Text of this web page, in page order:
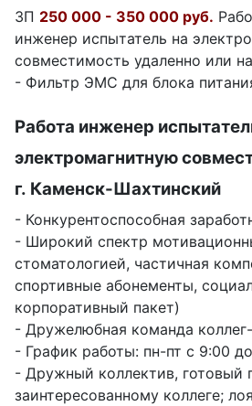
ЗП 250 000 - 350 000 руб.
инженер испытатель на
совместимость удаленно или
- Фильтр ЭМС для блока
Работа инженер
электромагнитную
г. Каменск-Шахтинский
- Конкурентоспособная
- Широкий спектр
стоматологией, частичная
спортивные абонементы,
корпоративный пакет)
- Дружелюбная команда
- График работы: пн-пт с 9:00
- Дружный коллектив, готовый
заинтересованному коллеге;